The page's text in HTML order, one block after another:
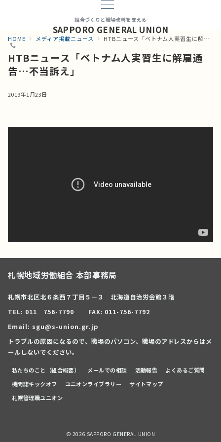
組合づくりと職場改善を支える
SAPPORO GENERAL UNION
HOME メディア掲載ニュース HTBニュース「ベトナム人実習生に解雇通告…不当訴え」
HTBニュース「ベトナム人実習生に解雇通
告…不当訴え」
2019年1月23日
札幌地域労働組合 本部事務局
札幌市北区北６条西７丁目５－３ 北海道自治労会館３階
TEL: 011‐756-7790
FAX: 011-756-7792
Email: sgu@s-union.gr.jp
トラブルの原因になるので、職場のパソコン、職場のアドレスからはメ
ールしないでください。
私たちのこと（組合概要） メールでの相談 活動報告
よくあるご質問
機関誌キックオフ
ユニオンライブラリー
サイトマップ
札幌管理職ユニオン
© 2026 SAPPORO GENERAL UNION